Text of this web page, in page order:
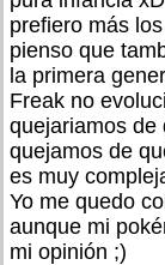
prefiero más
pienso que
la primera
Freak no
quejariamos de
quejamos de
es muy
Yo me quedo
aunque mi
mi opinión ;)